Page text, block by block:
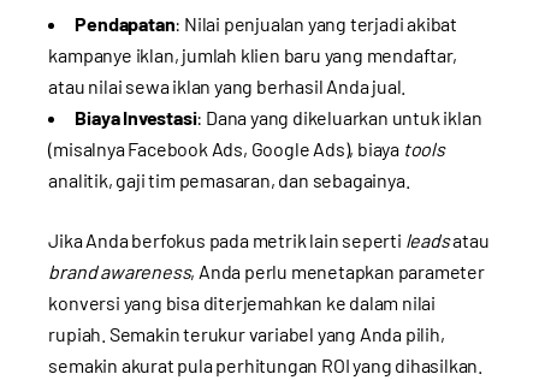
Pendapatan: Nilai penjualan yang terjadi akibat
kampanye iklan, jumlah klien baru yang mendaftar,
atau nilai sewa iklan yang berhasil Anda jual.
Biaya Investasi: Dana yang dikeluarkan untuk iklan
(misalnya Facebook Ads, Google Ads), biaya tools
analitik, gaji tim pemasaran, dan sebagainya.
Jika Anda berfokus pada metrik lain seperti leadsatau
brand awareness, Anda perlu menetapkan parameter
konversi yang bisa diterjemahkan ke dalam nilai
rupiah. Semakin terukur variabel yang Anda pilih,
semakin akurat pula perhitungan ROI yang dihasilkan.